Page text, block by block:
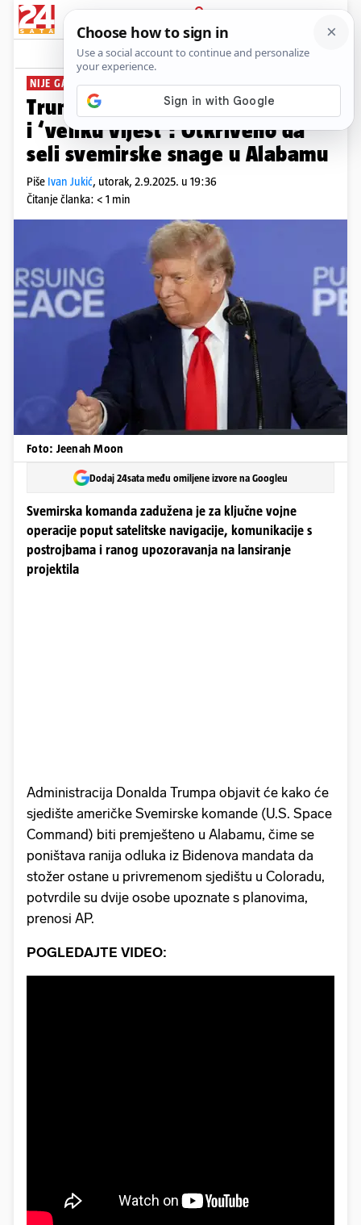
PRIJAVA
News Komentari
NIJE GA BILO TJEDAN DANA
Trump najavio važno obraćanje
i ‘veliku vijest‘: Otkriveno da
seli svemirske snage u Alabamu
Piše Ivan Jukić, utorak, 2.9.2025. u 19:36
Čitanje članka: < 1 min
Foto: Jeenah Moon
Dodaj 24sata među omiljene izvore na Googleu
Svemirska komanda zadužena je za ključne vojne
operacije poput satelitske navigacije, komunikacije s
postrojbama i ranog upozoravanja na lansiranje
projektila
Administracija Donalda Trumpa objavit će kako će
sjedište američke Svemirske komande (U.S. Space
Command) biti premješteno u Alabamu, čime se
poništava ranija odluka iz Bidenova mandata da
stožer ostane u privremenom sjedištu u Coloradu,
potvrdile su dvije osobe upoznate s planovima,
prenosi AP.
POGLEDAJTE VIDEO: